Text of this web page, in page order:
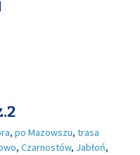
, po Mazowszu, trasa
, Czarnostów, Jabłoń,